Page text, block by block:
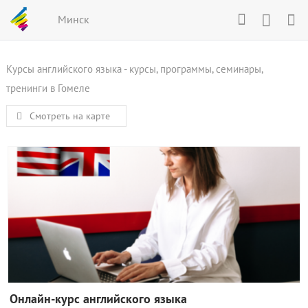
Минск
Курсы английского языка - курсы, программы, семинары,
тренинги в Гомеле
Смотреть на карте
Онлайн-курс английского языка